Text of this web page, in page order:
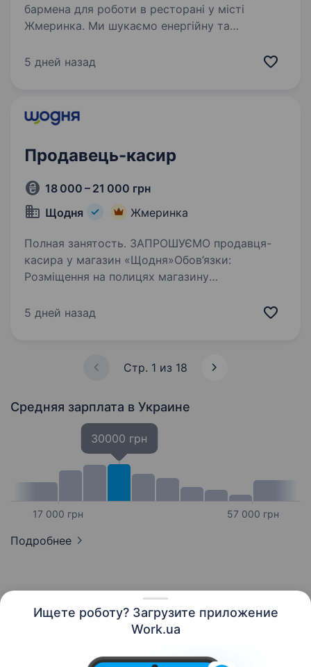
Ищете роботу? Загрузите приложение
Work.ua
бармена для роботи в ресторані у місті
Жмеринка. Ми шукаємо енергійну та
вакансію бармена та навчитися всьому
5 дней назад
Продавець-касир
18 000 – 21 000 грн
Щодня
Жмеринка
Полная занятость. ЗАПРОШУЄМО продавця-
касира у магазин «Щодня»Обов’язки:
Розміщення на полицях магазину
Обслуговування покупців на касі Підтримка
5 дней назад
Стр. 1 из 18
Средняя зарплата в Украине
17 000 грн
30000 грн
57 000 грн
Подробнее